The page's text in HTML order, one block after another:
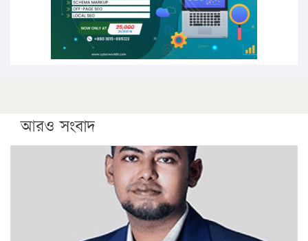
ফরিদগঞ্জে আগুনে পুড়লো ৬ ব্যবসা প্রতিষ্ঠান
আরও সংবাদ